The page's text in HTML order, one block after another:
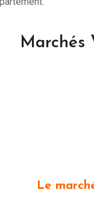
Marchés
Le